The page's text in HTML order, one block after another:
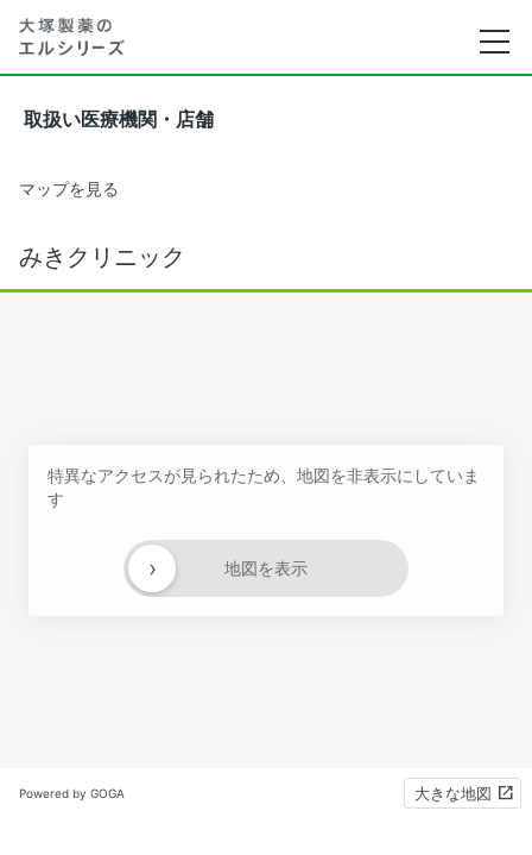
取扱い医療機関・店舗
マップを見る
みきクリニック
特異なアクセスが見られたため、地図を非表示にしていま
す
地図を表示
›
Powered by GOGA 大きな地図